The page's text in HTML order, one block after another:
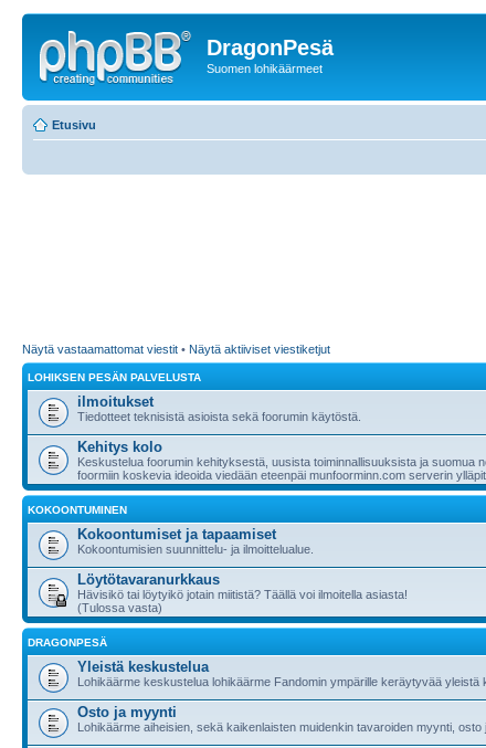
DragonPesä
Suomen lohikäärmeet
Etusivu
Näytä vastaamattomat viestit • Näytä aktiiviset viestiketjut
LOHIKSEN PESÄN PALVELUSTA
ilmoitukset
Tiedotteet teknisistä asioista sekä foorumin käytöstä.
Kehitys kolo
Keskustelua foorumin kehityksestä, uusista toiminnallisuuksista ja suomua
foormiin koskevia ideoida viedään eteenpäi munfoorminn.com serverin
KOKOONTUMINEN
Kokoontumiset ja tapaamiset
Kokoontumisien suunnittelu- ja ilmoittelualue.
Löytötavaranurkkaus
Hävisikö tai löytyikö jotain miitistä? Täällä voi ilmoitella asiasta!
(Tulossa vasta)
DRAGONPESÄ
Yleistä keskustelua
Lohikäärme keskustelua lohikäärme Fandomin ympärille keräytyvää yleistä
Osto ja myynti
Lohikäärme aiheisien, sekä kaikenlaisten muidenkin tavaroiden myynti, osto